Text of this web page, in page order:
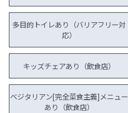
多目的トイレあり（バリアフリー対
応）
キッズチェアあり（飲食店）
ベジタリアン[完全菜食主義]メニュー
あり（飲食店）